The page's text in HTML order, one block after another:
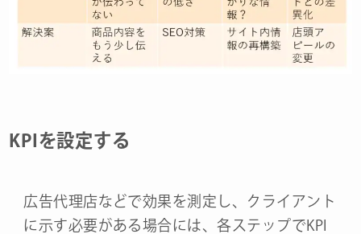
KPIを設定する
広告代理店などで効果を測定し、クライアント
に示す必要がある場合には、各ステップでKPI